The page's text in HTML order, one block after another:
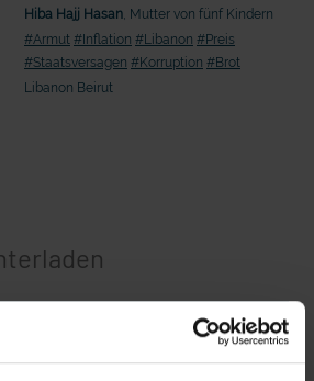
Hiba Hajj Hasan , Mutter von fünf Kindern
#Armut #Inflation #Libanon #Preis
#Staatsversagen #Korruption #Brot
Libanon Beirut